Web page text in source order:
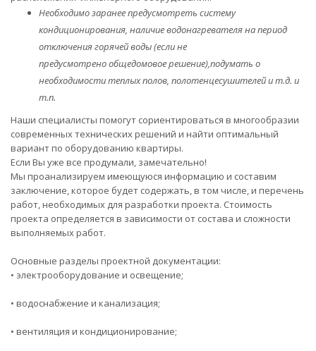
Необходимо заранее предусмотреть систему
кондиционирования, наличие водонагревателя на период
отключения горячей воды (если не
предусмотрено общедомовое решение),подумать о
необходимости теплых полов, полотенцесушителей и т.д. и
т.п.
Наши специалисты помогут сориентироваться в многообразии
современных технических решений и найти оптимальный
вариант по оборудованию квартиры.
Если Вы уже все продумали, замечательно!
Мы проанализируем имеющуюся информацию и составим
заключение, которое будет содержать, в том числе, и перечень
работ, необходимых для разработки проекта. Стоимость
проекта определяется в зависимости от состава и сложности
выполняемых работ.
Основные разделы проектной документации:
• электрооборудование и освещение;
• водоснабжение и канализация;
• вентиляция и кондиционирование;